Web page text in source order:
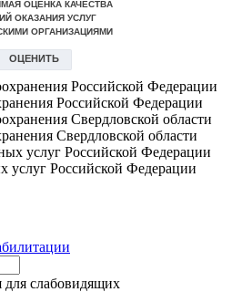
Российской Федерации
Свердловской области
услуг Российской Федерации
для слабовидящих